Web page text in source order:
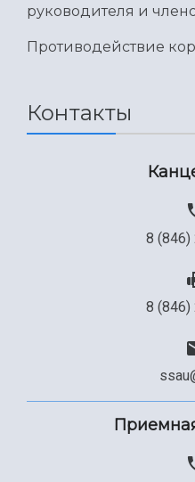
руководителя и
Противодействие
Контакты
8 (846)
8 (846)